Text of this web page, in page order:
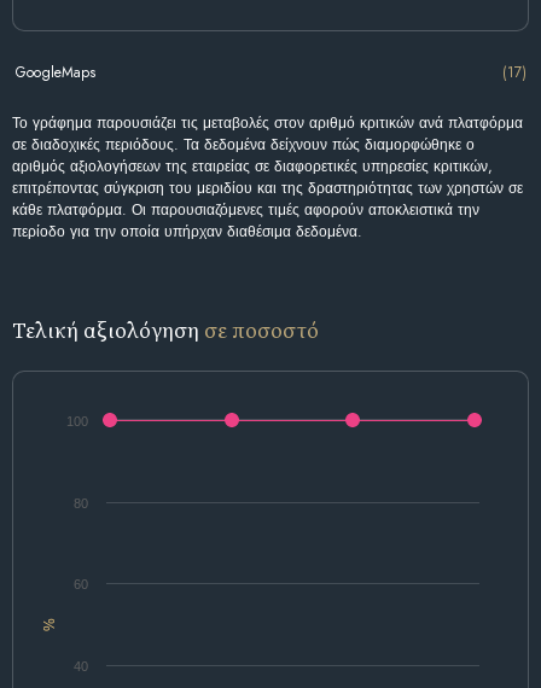
GoogleMaps (17)
Το γράφημα παρουσιάζει τις μεταβολές στον αριθμό κριτικών ανά πλατφόρμα
σε διαδοχικές περιόδους. Τα δεδομένα δείχνουν πώς διαμορφώθηκε ο
αριθμός αξιολογήσεων της εταιρείας σε διαφορετικές υπηρεσίες κριτικών,
επιτρέποντας σύγκριση του μεριδίου και της δραστηριότητας των χρηστών σε
κάθε πλατφόρμα. Οι παρουσιαζόμενες τιμές αφορούν αποκλειστικά την
περίοδο για την οποία υπήρχαν διαθέσιμα δεδομένα.
Τελική αξιολόγηση σε ποσοστό
%
40
60
80
100